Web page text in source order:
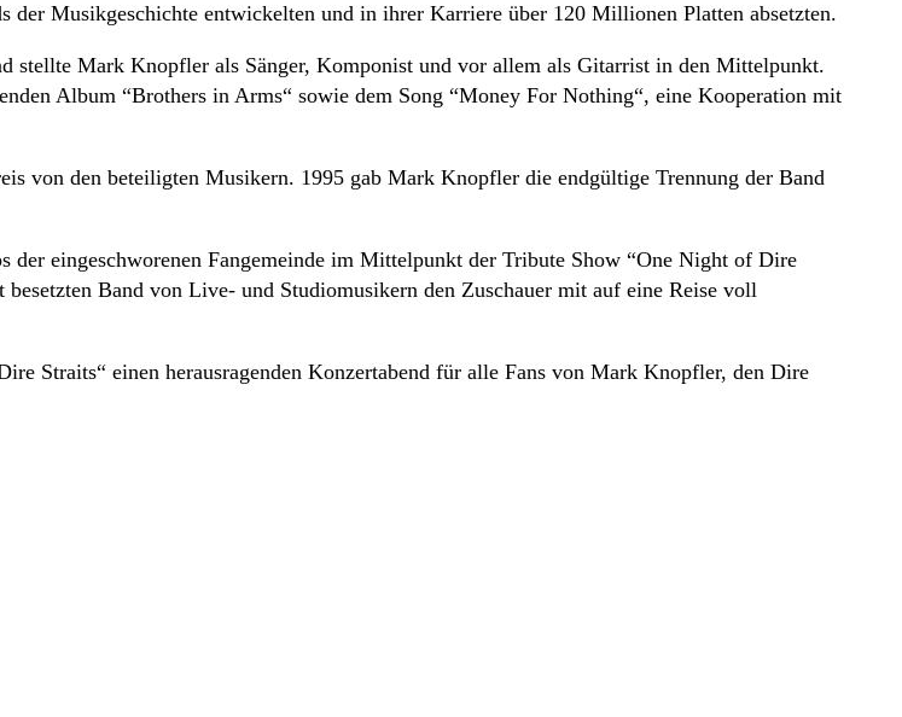
der Musikgeschichte entwickelten und in ihrer Karriere über 120 Millionen Platten absetzten.
stellte Mark Knopfler als Sänger, Komponist und vor allem als Gitarrist in den Mittelpunkt.
Album “Brothers in Arms“ sowie dem Song “Money For Nothing“, eine Kooperation mit
von den beteiligten Musikern. 1995 gab Mark Knopfler die endgültige Trennung der Band
der eingeschworenen Fangemeinde im Mittelpunkt der Tribute Show “One Night of Dire
Band von Live- und Studiomusikern den Zuschauer mit auf eine Reise voll
Straits“ einen herausragenden Konzertabend für alle Fans von Mark Knopfler, den Dire